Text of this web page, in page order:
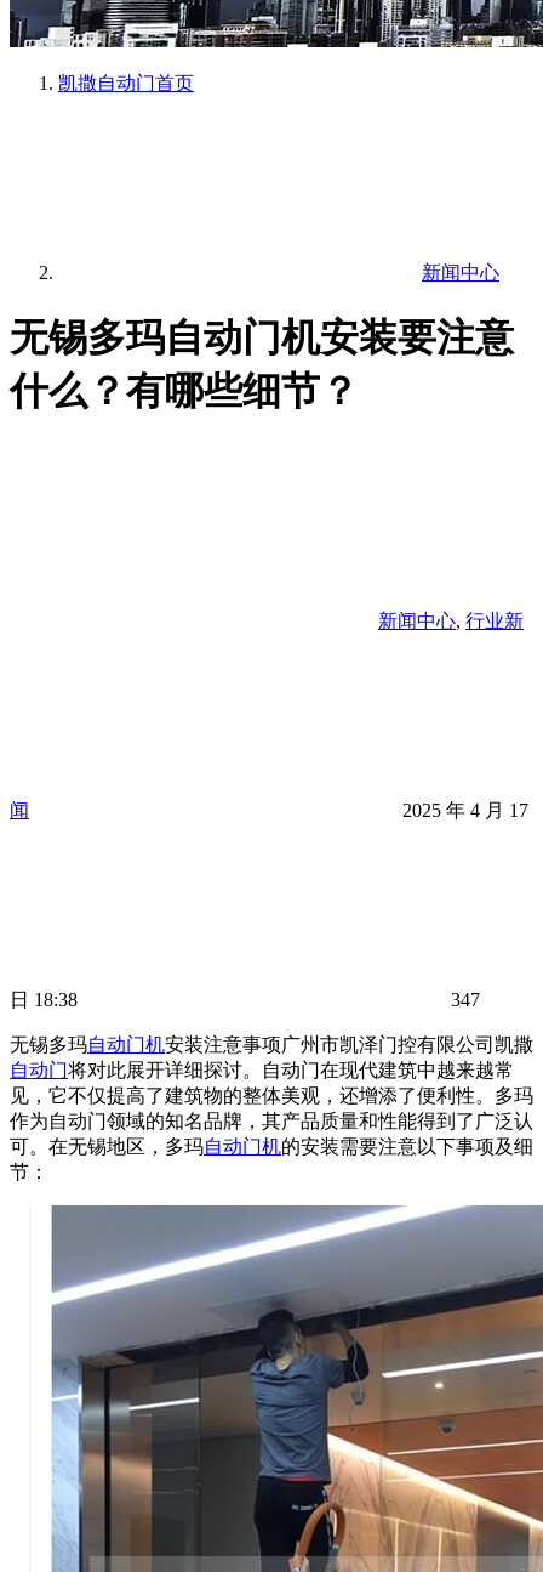
凯撒自动门首页
新闻中心
无锡多玛自动门机安装要注意
什么？有哪些细节？
新闻中心, 行业新
闻 2025 年 4 月 17
日 18:38 347
无锡多玛自动门机安装注意事项广州市凯泽门控有限公司凯撒
自动门将对此展开详细探讨。自动门在现代建筑中越来越常
见，它不仅提高了建筑物的整体美观，还增添了便利性。多玛
作为自动门领域的知名品牌，其产品质量和性能得到了广泛认
可。在无锡地区，多玛自动门机的安装需要注意以下事项及细
节：